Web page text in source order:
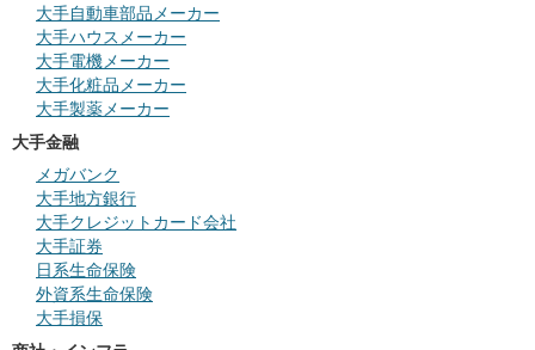
大手自動車部品メーカー
大手ハウスメーカー
大手電機メーカー
大手化粧品メーカー
大手製薬メーカー
大手金融
メガバンク
大手地方銀行
大手クレジットカード会社
大手証券
日系生命保険
外資系生命保険
大手損保